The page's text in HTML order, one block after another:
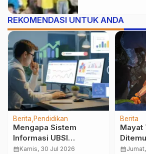
REKOMENDASI UNTUK ANDA
Berita Pendidikan
Mahasiswa Wujudkan
Kepedulian Sosial
Melalui Edukasi Budaya
calendar_monthSelasa, 28 Okt 2025
Berita
calendar_month